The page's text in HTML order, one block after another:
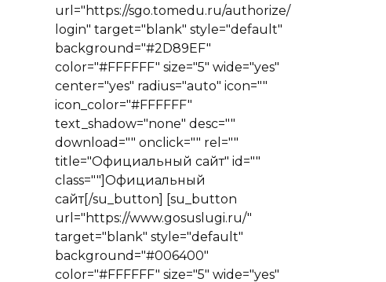
url="https://sgo.tomedu.ru/authorize/
login" target="blank" style="default"
background="#2D89EF"
color="#FFFFFF" size="5" wide="yes"
center="yes" radius="auto" icon=""
icon_color="#FFFFFF"
text_shadow="none" desc=""
download="" onclick="" rel=""
title="Официальный сайт" id=""
class=""]Официальный
сайт[/su_button] [su_button
url="https://www.gosuslugi.ru/"
target="blank" style="default"
background="#006400"
color="#FFFFFF" size="5" wide="yes"